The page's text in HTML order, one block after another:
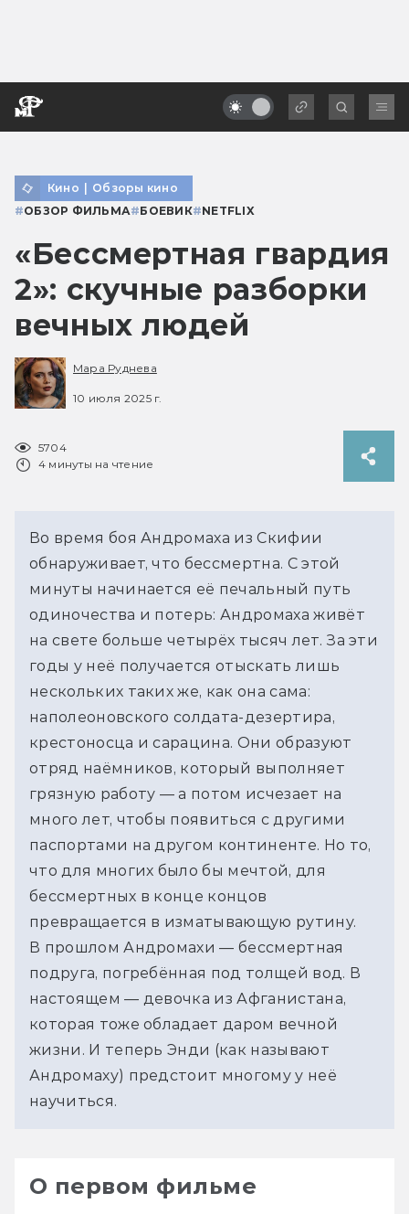
Кино | Обзоры кино
#ОБЗОР ФИЛЬМА#БОЕВИК#NETFLIX
«Бессмертная гвардия
2»: скучные разборки
вечных людей
Мара Руднева
10 июля 2025 г.
5704
4 минуты на чтение
Во время боя Андромаха из Скифии
обнаруживает, что бессмертна. С этой
минуты начинается её печальный путь
одиночества и потерь: Андромаха живёт
на свете больше четырёх тысяч лет. За эти
годы у неё получается отыскать лишь
нескольких таких же, как она сама:
наполеоновского солдата-дезертира,
крестоносца и сарацина. Они образуют
отряд наёмников, который выполняет
грязную работу — а потом исчезает на
много лет, чтобы появиться с другими
паспортами на другом континенте. Но то,
что для многих было бы мечтой, для
бессмертных в конце концов
превращается в изматывающую рутину.
В прошлом Андромахи — бессмертная
подруга, погребённая под толщей вод. В
настоящем — девочка из Афганистана,
которая тоже обладает даром вечной
жизни. И теперь Энди (как называют
Андромаху) предстоит многому у неё
научиться.
О первом фильме